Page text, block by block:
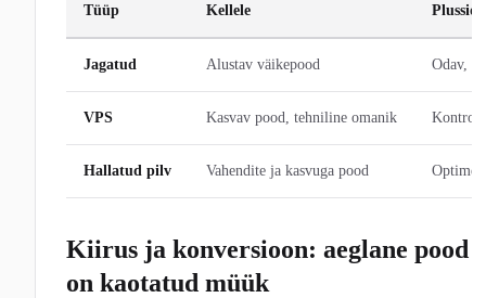
Tüüp Kellele Plussid
Jagatud Alustav väikepood Odav,
VPS Kasvav pood, tehniline omanik
Hallatud pilv Vahendite ja kasvuga pood
Kiirus ja konversioon: aeglane pood
on kaotatud müük